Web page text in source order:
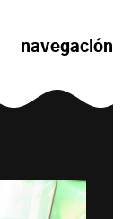
navegación